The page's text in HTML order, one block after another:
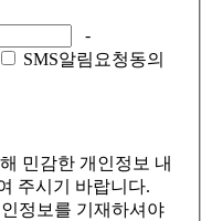
-
SMS알림요청동의
민감한 개인정보 내
주시기 바랍니다.
정보를 기재하셔야